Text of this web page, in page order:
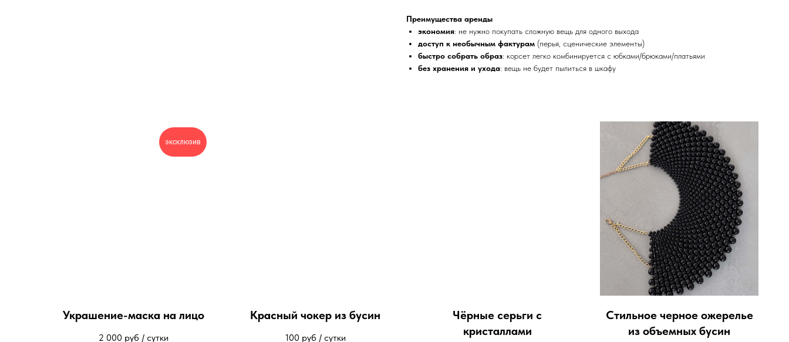
Преимущества аренды
экономия: не нужно покупать сложную вещь для одного выхода
доступ к необычным фактурам (перья, сценические элементы)
быстро собрать образ: корсет легко комбинируется с юбками/брюками/платьями
без хранения и ухода: вещь не будет пылиться в шкафу
эксклюзив
Украшение-маска на лицо
2 000 руб / сутки
Красный чокер из бусин
100 руб / сутки
Чёрные серьги с
кристаллами
Стильное черное ожерелье
из объемных бусин